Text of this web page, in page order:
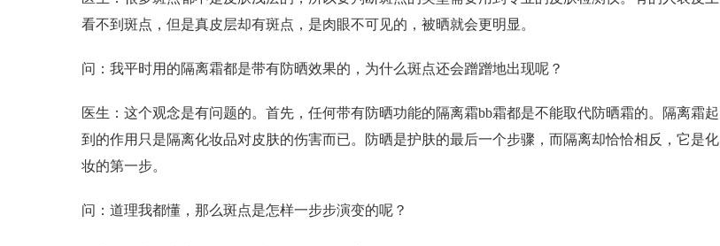
看不到斑点，但是真皮层却有斑点，是肉眼不可见的，被晒就会更明显。
问：我平时用的隔离霜都是带有防晒效果的，为什么斑点还会蹭蹭地出现呢？
医生：这个观念是有问题的。首先，任何带有防晒功能的隔离霜bb霜都是不能取代防晒霜的。隔离霜起
到的作用只是隔离化妆品对皮肤的伤害而已。防晒是护肤的最后一个步骤，而隔离却恰恰相反，它是化
妆的第一步。
问：道理我都懂，那么斑点是怎样一步步演变的呢？